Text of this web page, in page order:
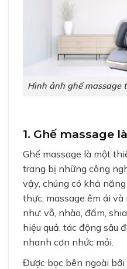
Hình ảnh ghế massage
1. Ghế massage
Ghế massage là một
trang bị những công
vậy, chúng có khả
thực, massage êm ái
như: vỗ, nhào, đấm,
hiệu quả, tác động sâu
nhanh cơn nhức mỏi.
Được bọc bên ngoài